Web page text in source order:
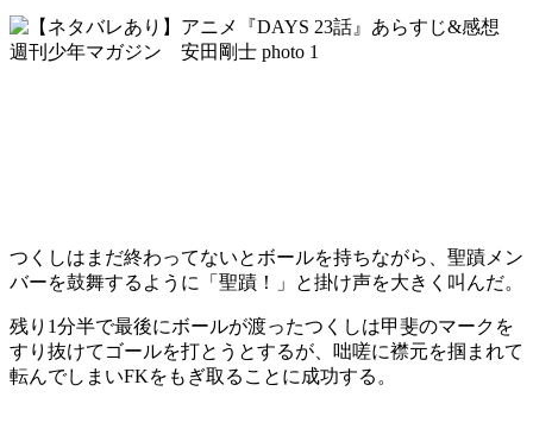
つくしはまだ終わってないとボールを持ちながら、聖蹟メン
バーを鼓舞するように「聖蹟！」と掛け声を大きく叫んだ。
残り1分半で最後にボールが渡ったつくしは甲斐のマークを
すり抜けてゴールを打とうとするが、咄嗟に襟元を掴まれて
転んでしまいFKをもぎ取ることに成功する。